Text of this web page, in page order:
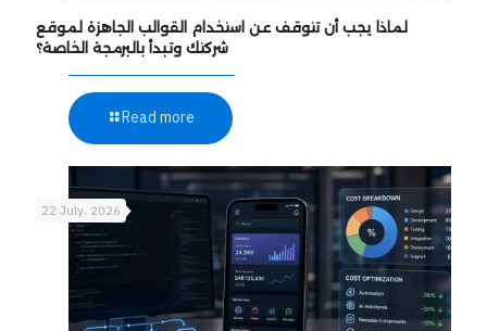
لماذا يجب أن تتوقف عن استخدام القوالب الجاهزة لموقع
شركتك وتبدأ بالبرمجة الخاصة؟
Read more
22 July، 2026